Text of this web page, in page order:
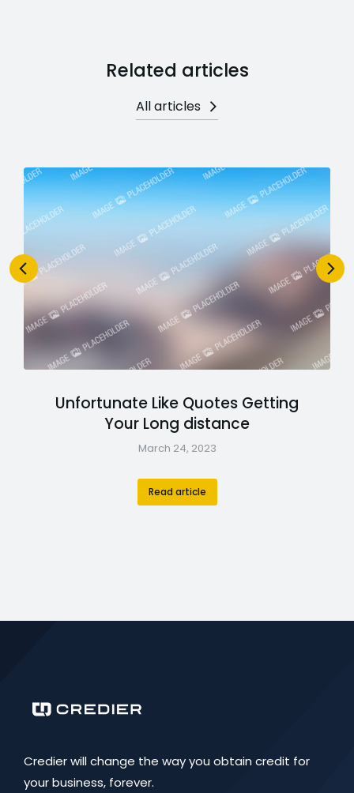
Related articles
All articles
Unfortunate Like Quotes Getting
Your Long distance
March 24, 2023
Read article
Credier will change the way you obtain credit for
your business, forever.